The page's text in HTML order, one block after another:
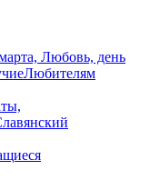
Любовь, день
Любителям